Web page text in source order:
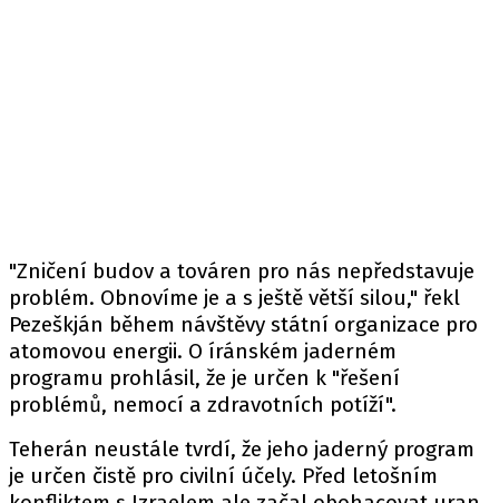
"Zničení budov a továren pro nás nepředstavuje
problém. Obnovíme je a s ještě větší silou," řekl
Pezeškján během návštěvy státní organizace pro
atomovou energii. O íránském jaderném
programu prohlásil, že je určen k "řešení
problémů, nemocí a zdravotních potíží".
Teherán neustále tvrdí, že jeho jaderný program
je určen čistě pro civilní účely. Před letošním